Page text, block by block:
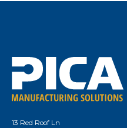
13 Red Roof Ln